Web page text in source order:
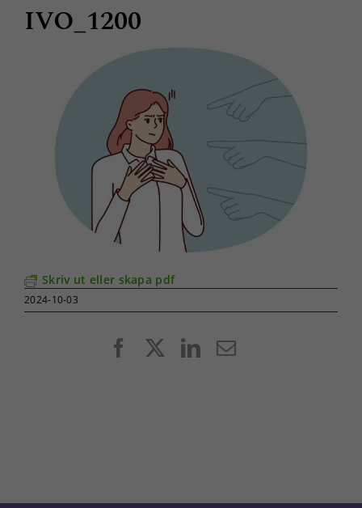
IVO_1200
Skriv ut eller skapa pdf
2024-10-03
FacebookLinkedIn
E-